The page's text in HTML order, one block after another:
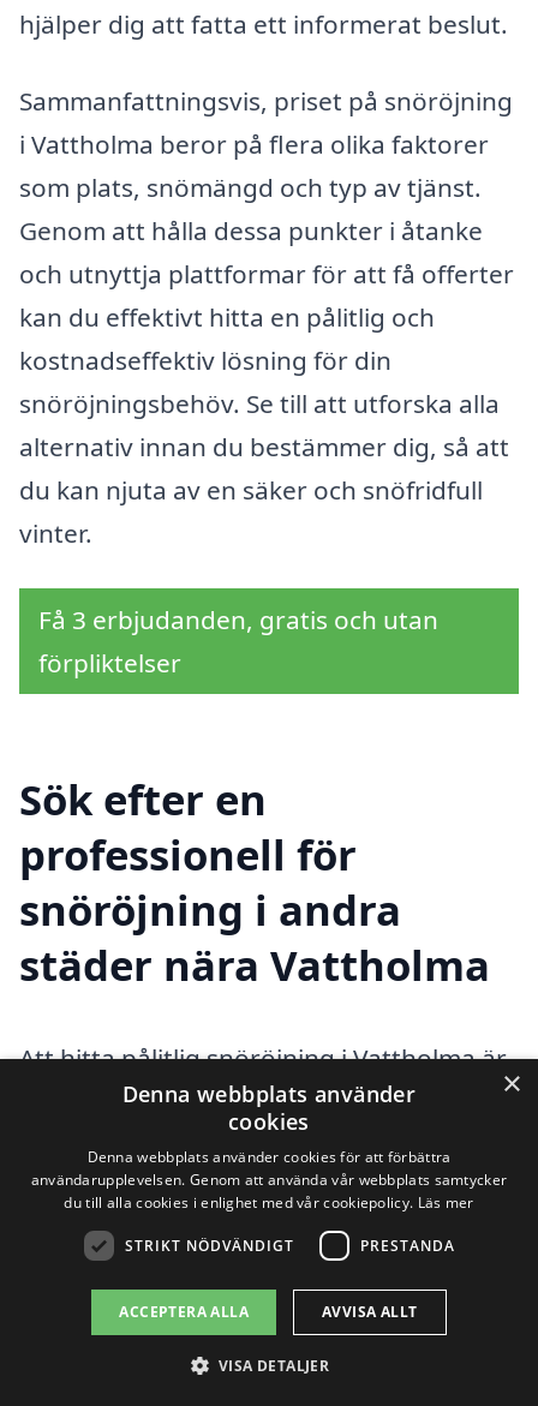
hjälper dig att fatta ett informerat beslut.
Sammanfattningsvis, priset på snöröjning
i Vattholma beror på flera olika faktorer
som plats, snömängd och typ av tjänst.
Genom att hålla dessa punkter i åtanke
och utnyttja plattformar för att få offerter
kan du effektivt hitta en pålitlig och
kostnadseffektiv lösning för din
snöröjningsbehöv. Se till att utforska alla
alternativ innan du bestämmer dig, så att
du kan njuta av en säker och snöfridfull
vinter.
Få 3 erbjudanden, gratis och utan
förpliktelser
Sök efter en
professionell för
snöröjning i andra
städer nära Vattholma
Att hitta pålitlig snöröjning i Vattholma är
viktigt för att säkerställa framkomlighet
och säkerhet under vintermånaderna.
Om du letar efter hjälp med snöröjning
finns det flera alternativ i närliggande
tjänster. Plattformen xn--snrjning-pris-
jmbb.se gör det enkelt för dig att jämföra
×
Denna webbplats använder
cookies
Denna webbplats använder cookies för att förbättra
användarupplevelsen. Genom att använda vår webbplats samtycker
du till alla cookies i enlighet med vår cookiepolicy. Läs mer
STRIKT NÖDVÄNDIGT PRESTANDA
ACCEPTERA ALLA AVVISA ALLT
VISA DETALJER